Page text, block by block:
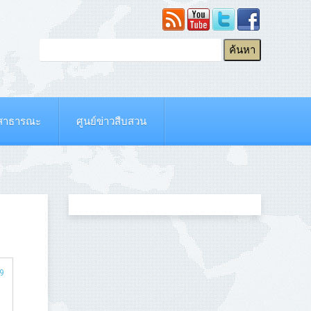
าธารณะ ศูนย์ข่าวสืบสวน